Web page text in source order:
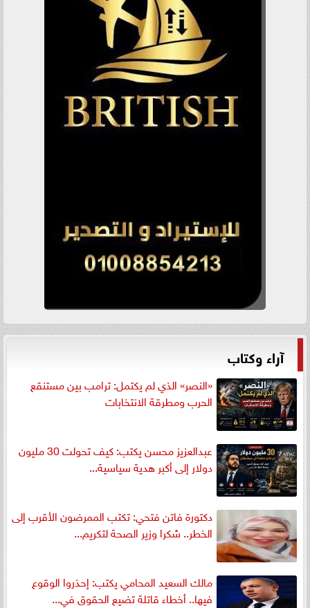
آراء وكتاب
«النصر» الذي لم يكتمل: ترامب بين مستنقع
الحرب ومطرقة الانتخابات
عبدالعزيز محسن يكتب: كيف تحولت 30 مليون
دولار إلى أكبر هدية سياسية...
دكتورة فاتن فتحي: تكتب الممرضون الأقرب إلى
الخطر.. شكرا وزير الصحة لتكريم...
مالك السعيد المحامي يكتب: إحذروا الوقوع
فيها.. أخطاء قاتلة تضيع الحقوق في...